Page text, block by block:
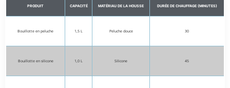
PRODUIT CAPACITÉ MATÉRIAU DE LA HOUSSE DURÉE DE CHAUFFAGE (MINUTES)
Bouillotte en peluche 1,5 L Peluche douce 30
Bouillotte en silicone 1,0 L Silicone 45